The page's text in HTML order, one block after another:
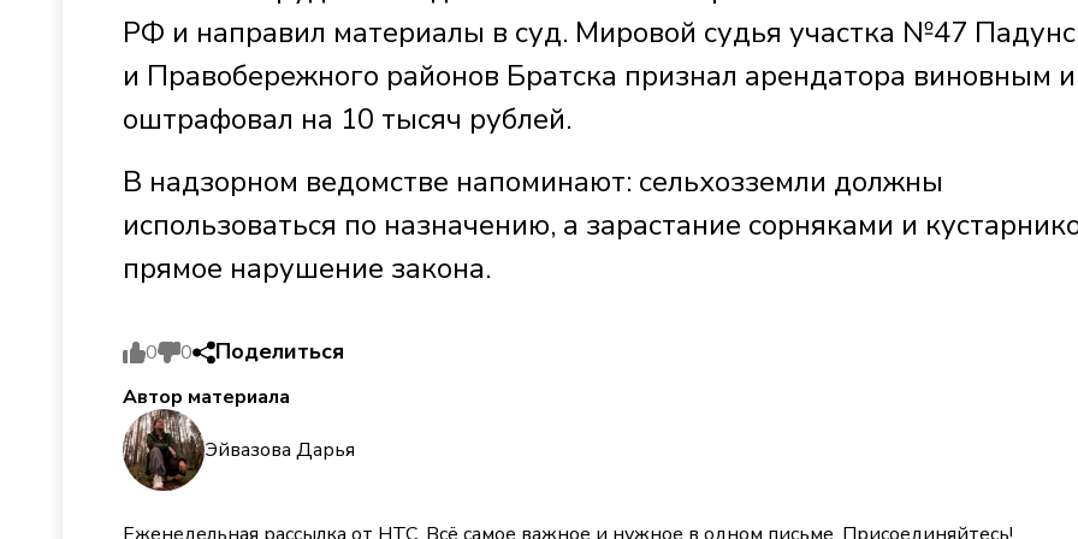
РФ и направил материалы в суд. Мировой судья участка №47
и Правобережного районов Братска признал арендатора виновным и
оштрафовал на 10 тысяч рублей.
В надзорном ведомстве напоминают: сельхозземли должны
использоваться по назначению, а зарастание сорняками и
прямое нарушение закона.
0 0 Поделиться
Автор материала
Эйвазова Дарья